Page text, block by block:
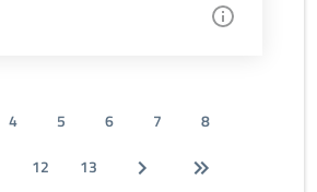
4 5 6 7
8
12 13